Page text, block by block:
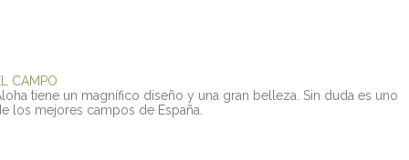
CAMPO
tiene un magnífico diseño y una gran belleza. Sin duda es uno
los mejores campos de España.